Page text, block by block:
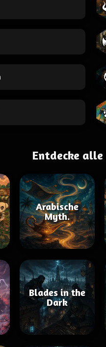
Entdecke
Arabische
Myth.
Blades in the
Dark